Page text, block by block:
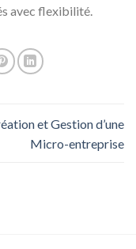
avec flexibilité.
et Gestion d’une
Micro-entreprise